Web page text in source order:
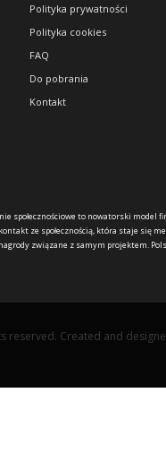
Polityka prywatności
Polityka cookies
FAQ
Do pobrania
Kontakt
społecznościowe to nowatorski model
ze społecznością, która staje się
związane z samym projektem.
reserved. Created and